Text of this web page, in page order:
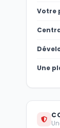
Votre
Une